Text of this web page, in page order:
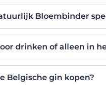
Bloembinder
drinken of alleen in
Belgische gin kopen?